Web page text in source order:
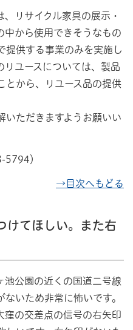
リサイクル家具の展示・
中から使用できそうなもの
提供する事業のみを実施し
リユースについては、製品
とから、リユース品の提供
いただきますようお願いい
5794）
→目次へもどる
てほしい。また右
公園の近くの国道二号線
いため非常に怖いです。
の交差点の信号の右矢印